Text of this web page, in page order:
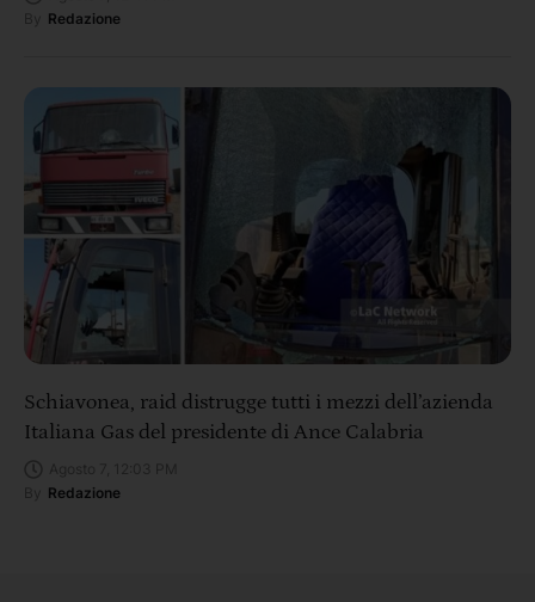
Redazione
Schiavonea, raid distrugge tutti i mezzi dell’azienda
Italiana Gas del presidente di Ance Calabria
Redazione